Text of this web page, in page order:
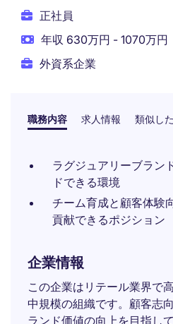
正社員
年収 630万円 - 1070万円
外資系企業
職務内容 求人情報 類似し
ラグジュアリーブラン
ドできる環境
チーム育成と顧客体験
貢献できるポジション
企業情報
この企業はリテール業界で
中規模の組織です。顧客志
ランド価値の向上を目指して